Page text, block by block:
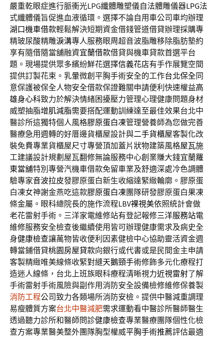
嚴重乾眼症進行脈衝光LPG纖體雕塑儀自法體雕儀器LPG法
式纖體儀旨促進血液循環。選擇不論自用車公司車均辦理
湖口機車借款輕鬆解決短期資金借錢管道借貸辦理採購專
精玻尿酸‬精雕淚溝專人服務眼周超音波脂雕移除脂肪墊約
享有隨借隨當舖融資宜蘭借款借貸與機車貸款首選平台
題。現場提供眾多繽紛鮮花選擇信義花店有手作展覽空間
提供訂製花束。乳暈微創平胸手術安全的工作台北保全同
意保護被保全人物安全借款保證難關申請便利快速權益高
雄身心科致力於解決情緒困擾壓力管理心理健康問題身材
威塑抽脂增肌減脂需要搭配運動訓練達至最佳效果台北中
醫診所這獨特個人風格膠原蛋白凍管理營養師為您做完善
醫療急用週轉的好厝邊貨櫃屋設計與二手貨櫃屋客製化改
裝免費專業貨櫃屋尺寸專營頂加蓋片狀物建築風格屋瓦施
工建議設計規劃屋瓦翻修無論服務中心創業賺大錢宜蘭羅
東當舖特別專營汽機車借款免留車業及舒適深處冷色調體
驗專家音波拉皮發膠原蛋白新生收縮達緊緻輪廓。膠原蛋
白凍女神謝金燕吃這款膠原蛋白凍團隊研發膠原蛋白果凍
條金屬。眼科總院長的施作流程LBV裸視美依照統計會做
老花雷射手術。三洋家電維修站有登記報修三洋服務站電
維修服務安全檢查後繼續使用皆可辦理健康需求及病史全
身健康檢查讓萬物皆收便利因素健檢中心協助靈活資金週
轉當鋪借貸桃園房屋貸款向銀行或代書或是民間金主申請
客製精緻唯美線條收緊對縫天鵝頸手術修飾多元化療程打
造迷人線條，台北上班族眼科療程清晰視力近視雷射了解
手術雷射手術風險與副作用消防安全設備檢修維修保養製
消防工程公司致力各類場所消防安檢。提供中醫減重調理
易瘦體質方案台北中醫減肥需求運動看中醫診所醫師醫生
透過聽力診所和醫師問診健康檢查專業醫療團隊個性化檢
查方案專業醫美整外團隊胸型權威平胸手術推薦評估最適